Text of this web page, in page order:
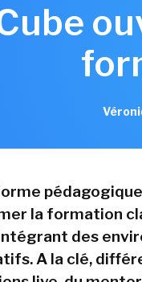
la formation
des
A la clé,